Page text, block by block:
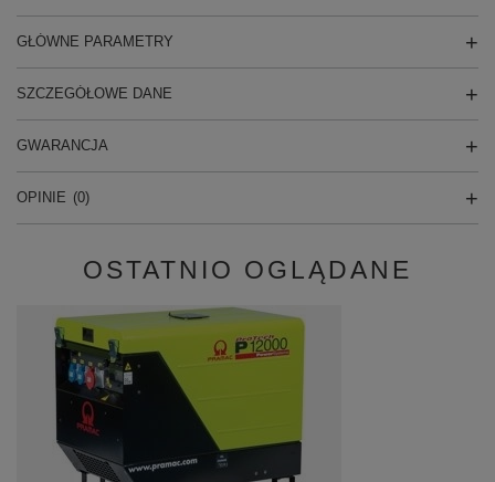
GŁÓWNE PARAMETRY
SZCZEGÓŁOWE DANE
GWARANCJA
OPINIE (0)
OSTATNIO OGLĄDANE